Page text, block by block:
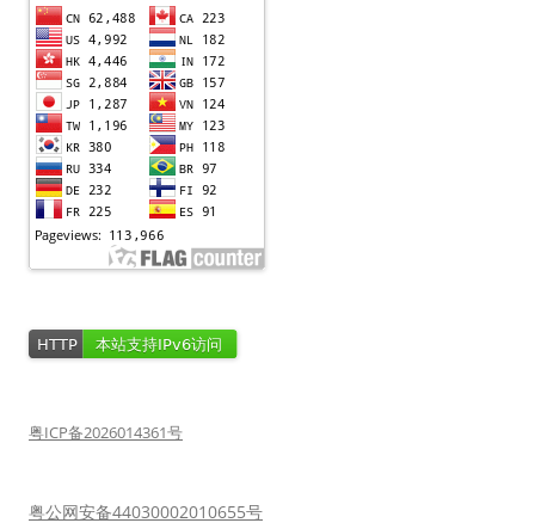
粤ICP备2026014361号
粤公网安备44030002010655号